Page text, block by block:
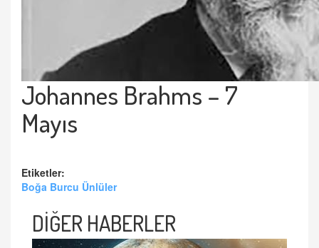
Johannes Brahms – 7
Mayıs
Etiketler:
Boğa Burcu Ünlüler
DİĞER HABERLER